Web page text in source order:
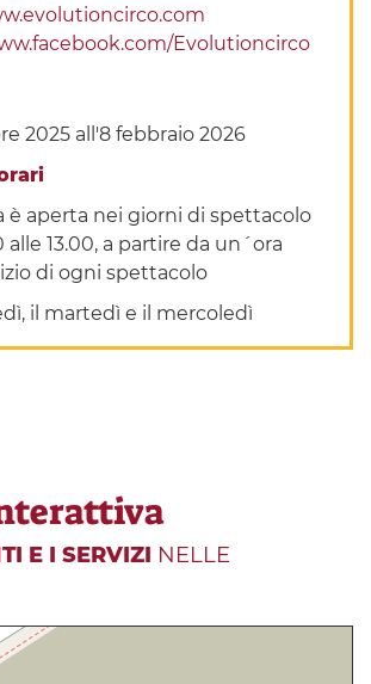
Evolutioncirco
2025 all'8 febbraio 2026
è aperta nei giorni di spettacolo
alle 13.00, a partire da un´ora
di ogni spettacolo
il martedì e il mercoledì
E I SERVIZI NELLE